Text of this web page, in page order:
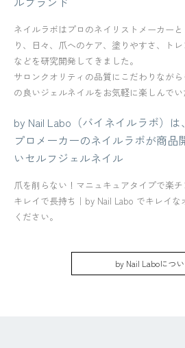
ネイルラボはプロのネイリストメーカー
り、日々、爪へのケア、塗りやすさ、ト
などを研究開発してきました。
サロンクオリティの品質にこだわりなが
の良いジェルネイルをお気軽に楽しんでい
by Nail Labo（バイネイルラボ）は、
プロメーカーのネイルラボが商品
いセルフジェルネイル
爪を削らない！マニュキュアタイプで楽チ
キレイで長持ち｜by Nail Labo でキレイ
ください。
by Nail Laboにつ